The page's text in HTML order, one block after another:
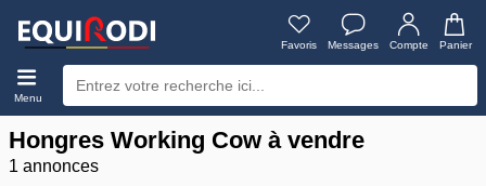
Favoris Messages Compte Panier
Menu
Hongres Working Cow à vendre
1 annonces